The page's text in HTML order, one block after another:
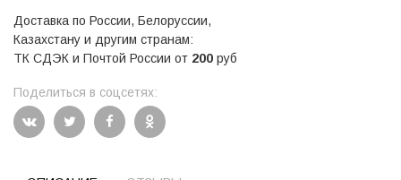
Доставка по России, Белоруссии,
Казахстану и другим странам:
ТК СДЭК и Почтой России от 200 руб
Поделиться в соцсетях: